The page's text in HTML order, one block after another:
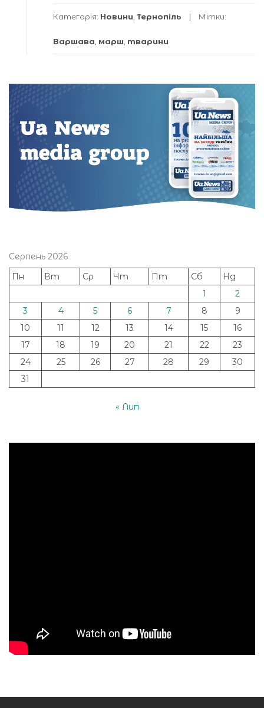
Категорія: Новини Тернопіль Мітки:
Варшава марш тварини
Серпень 2026
Пн
Вт Ср Чт Пт Сб
Нд
1
2
3
4 5 6 7 8
9
10
11 12 13 14 15
16
17
18 19 20 21 22
23
24
25 26 27 28 29
30
31
« Лип